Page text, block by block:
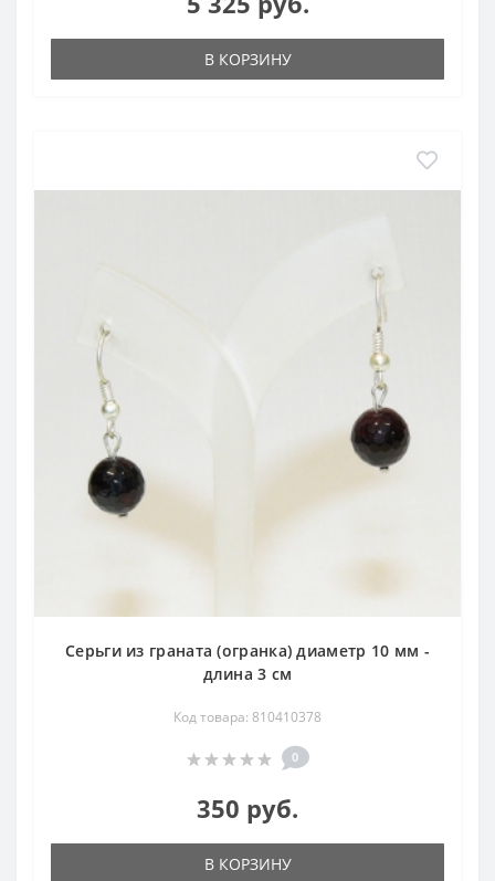
В КОРЗИНУ
Серьги из граната (огранка) диаметр 10 мм -
длина 3 см
Код товара: 810410378
0
350 руб.
В КОРЗИНУ